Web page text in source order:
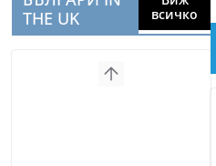
THE UK
всичко